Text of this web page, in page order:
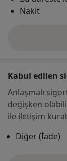
Nakit
Kabul edilen
Anlaşmalı
değişken
ile iletişim
Diğer (İade)